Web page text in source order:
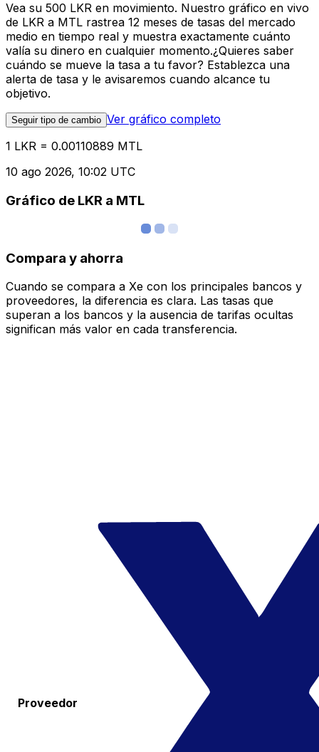
Vea su 500 LKR en movimiento. Nuestro gráfico en vivo
de LKR a MTL rastrea 12 meses de tasas del mercado
medio en tiempo real y muestra exactamente cuánto
valía su dinero en cualquier momento.¿Quieres saber
cuándo se mueve la tasa a tu favor? Establezca una
alerta de tasa y le avisaremos cuando alcance tu
objetivo.
Seguir tipo de cambio Ver gráfico completo
1 LKR = 0.00110889 MTL
10 ago 2026, 10:02 UTC
Gráfico de LKR a MTL
Compara y ahorra
Cuando se compara a Xe con los principales bancos y
proveedores, la diferencia es clara. Las tasas que
superan a los bancos y la ausencia de tarifas ocultas
significan más valor en cada transferencia.
Proveedor